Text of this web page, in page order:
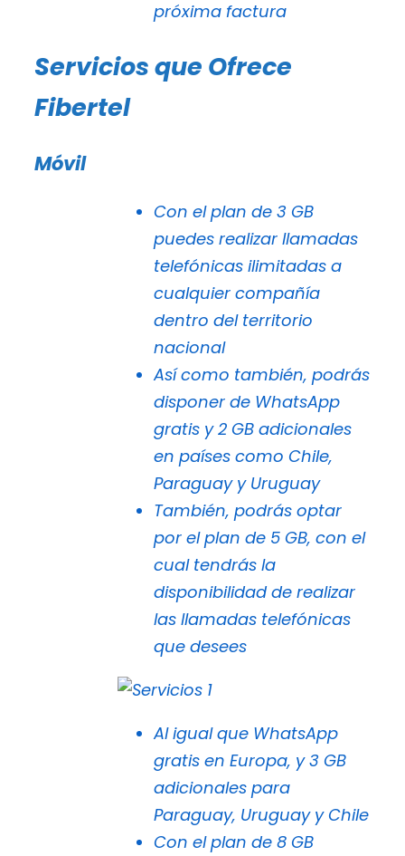
próxima factura
Servicios que Ofrece
Fibertel
Móvil
Con el plan de 3 GB
puedes realizar llamadas
telefónicas ilimitadas a
cualquier compañía
dentro del territorio
nacional
Así como también, podrás
disponer de WhatsApp
gratis y 2 GB adicionales
en países como Chile,
Paraguay y Uruguay
También, podrás optar
por el plan de 5 GB, con el
cual tendrás la
disponibilidad de realizar
las llamadas telefónicas
que desees
Al igual que WhatsApp
gratis en Europa, y 3 GB
adicionales para
Paraguay, Uruguay y Chile
Con el plan de 8 GB